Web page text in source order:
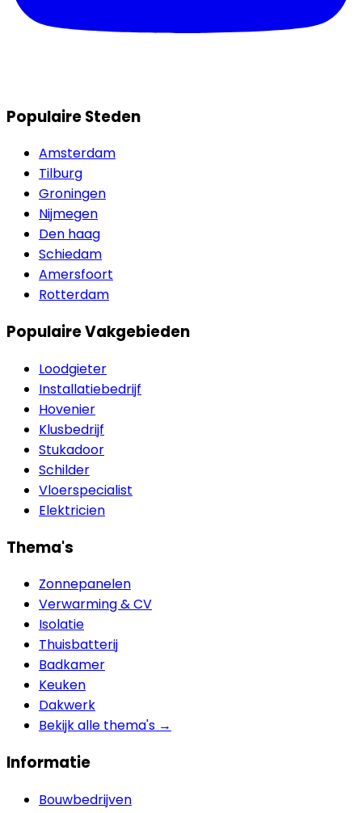
Populaire Steden
Amsterdam
Tilburg
Groningen
Nijmegen
Den haag
Schiedam
Amersfoort
Rotterdam
Populaire Vakgebieden
Loodgieter
Installatiebedrijf
Hovenier
Klusbedrijf
Stukadoor
Schilder
Vloerspecialist
Elektricien
Thema's
Zonnepanelen
Verwarming & CV
Isolatie
Thuisbatterij
Badkamer
Keuken
Dakwerk
Bekijk alle thema's →
Informatie
Bouwbedrijven